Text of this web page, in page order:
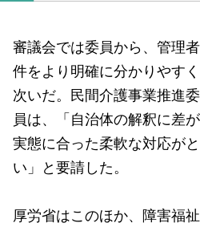
審議会では委員から、管理
件をより明確に分かりやす
次いだ。民間介護事業推進
員は、「自治体の解釈に差
実態に合った柔軟な対応が
い」と要請した。
厚労省はこのほか、障害福